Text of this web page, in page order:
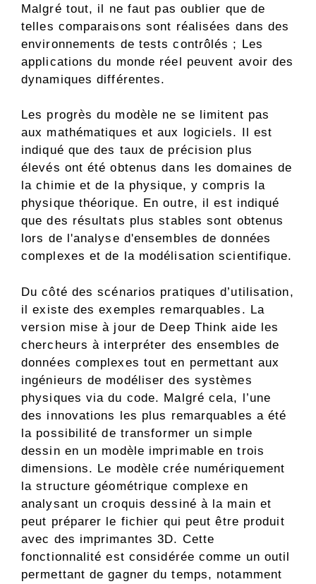
Malgré tout, il ne faut pas oublier que de
telles comparaisons sont réalisées dans des
environnements de tests contrôlés ; Les
applications du monde réel peuvent avoir des
dynamiques différentes.
Les progrès du modèle ne se limitent pas
aux mathématiques et aux logiciels. Il est
indiqué que des taux de précision plus
élevés ont été obtenus dans les domaines de
la chimie et de la physique, y compris la
physique théorique. En outre, il est indiqué
que des résultats plus stables sont obtenus
lors de l'analyse d'ensembles de données
complexes et de la modélisation scientifique.
Du côté des scénarios pratiques d’utilisation,
il existe des exemples remarquables. La
version mise à jour de Deep Think aide les
chercheurs à interpréter des ensembles de
données complexes tout en permettant aux
ingénieurs de modéliser des systèmes
physiques via du code. Malgré cela, l’une
des innovations les plus remarquables a été
la possibilité de transformer un simple
dessin en un modèle imprimable en trois
dimensions. Le modèle crée numériquement
la structure géométrique complexe en
analysant un croquis dessiné à la main et
peut préparer le fichier qui peut être produit
avec des imprimantes 3D. Cette
fonctionnalité est considérée comme un outil
permettant de gagner du temps, notamment